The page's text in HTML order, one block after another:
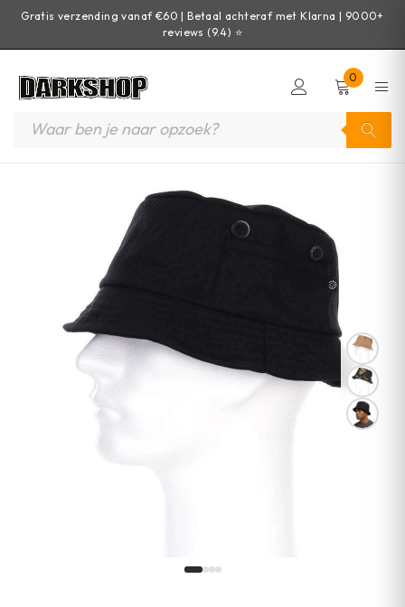
Gratis verzending vanaf €60 | Betaal achteraf met Klarna | 9000+
reviews (9.4) ⭐
0